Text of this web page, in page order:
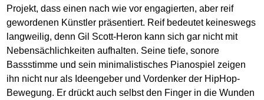
Projekt, dass einen nach wie vor engagierten, aber reif
gewordenen Künstler präsentiert. Reif bedeutet keineswegs
langweilig, denn Gil Scott-Heron kann sich gar nicht mit
Nebensächlichkeiten aufhalten. Seine tiefe, sonore
Bassstimme und sein minimalistisches Pianospiel zeigen
ihn nicht nur als Ideengeber und Vordenker der HipHop-
Bewegung. Er drückt auch selbst den Finger in die Wunden